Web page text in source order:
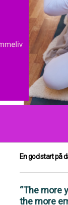
En god start på
“The more
the more